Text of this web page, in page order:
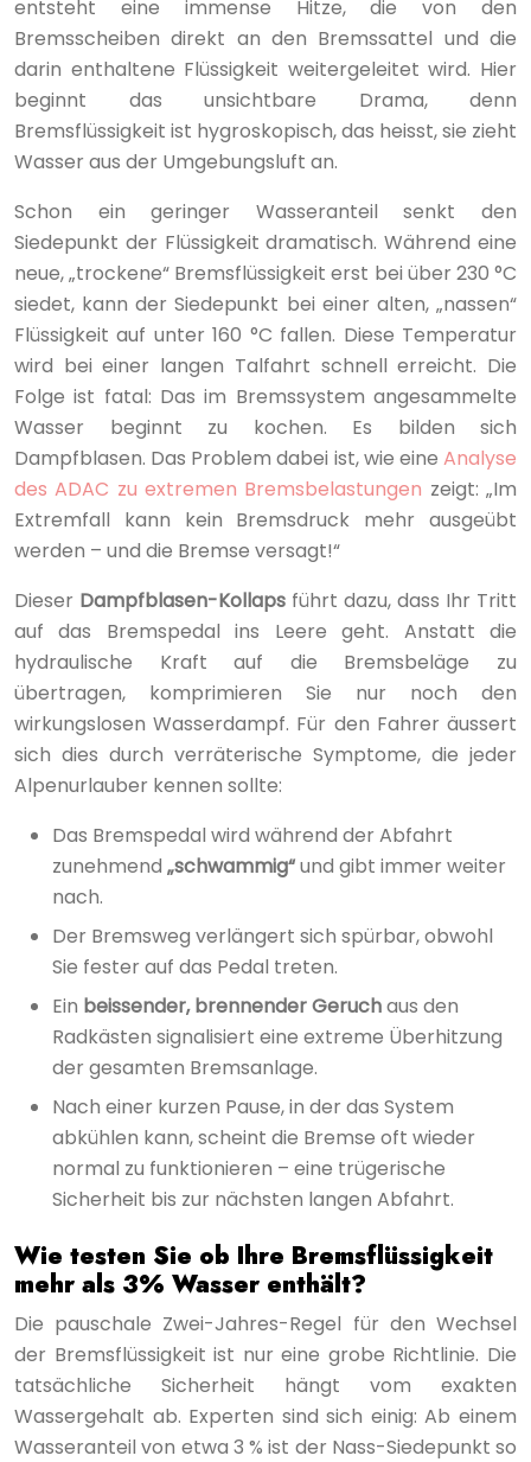
entsteht eine immense Hitze, die von den
Bremsscheiben direkt an den Bremssattel und die
darin enthaltene Flüssigkeit weitergeleitet wird. Hier
beginnt das unsichtbare Drama, denn
Bremsflüssigkeit ist hygroskopisch, das heisst, sie zieht
Wasser aus der Umgebungsluft an.
Schon ein geringer Wasseranteil senkt den
Siedepunkt der Flüssigkeit dramatisch. Während eine
neue, „trockene“ Bremsflüssigkeit erst bei über 230 °C
siedet, kann der Siedepunkt bei einer alten, „nassen“
Flüssigkeit auf unter 160 °C fallen. Diese Temperatur
wird bei einer langen Talfahrt schnell erreicht. Die
Folge ist fatal: Das im Bremssystem angesammelte
Wasser beginnt zu kochen. Es bilden sich
Dampfblasen. Das Problem dabei ist, wie eine Analyse
des ADAC zu extremen Bremsbelastungen zeigt: „Im
Extremfall kann kein Bremsdruck mehr ausgeübt
werden – und die Bremse versagt!“
Dieser Dampfblasen-Kollaps führt dazu, dass Ihr Tritt
auf das Bremspedal ins Leere geht. Anstatt die
hydraulische Kraft auf die Bremsbeläge zu
übertragen, komprimieren Sie nur noch den
wirkungslosen Wasserdampf. Für den Fahrer äussert
sich dies durch verräterische Symptome, die jeder
Alpenurlauber kennen sollte:
Das Bremspedal wird während der Abfahrt
zunehmend „schwammig“und gibt immer weiter
nach.
Der Bremsweg verlängert sich spürbar, obwohl
Sie fester auf das Pedal treten.
Ein beissender, brennender Geruchaus den
Radkästen signalisiert eine extreme Überhitzung
der gesamten Bremsanlage.
Nach einer kurzen Pause, in der das System
abkühlen kann, scheint die Bremse oft wieder
normal zu funktionieren – eine trügerische
Sicherheit bis zur nächsten langen Abfahrt.
Wie testen Sie ob Ihre Bremsflüssigkeit
mehr als 3% Wasser enthält?
Die pauschale Zwei-Jahres-Regel für den Wechsel
der Bremsflüssigkeit ist nur eine grobe Richtlinie. Die
tatsächliche Sicherheit hängt vom exakten
Wassergehalt ab. Experten sind sich einig: Ab einem
Wasseranteil von etwa 3 % ist der Nass-Siedepunkt so